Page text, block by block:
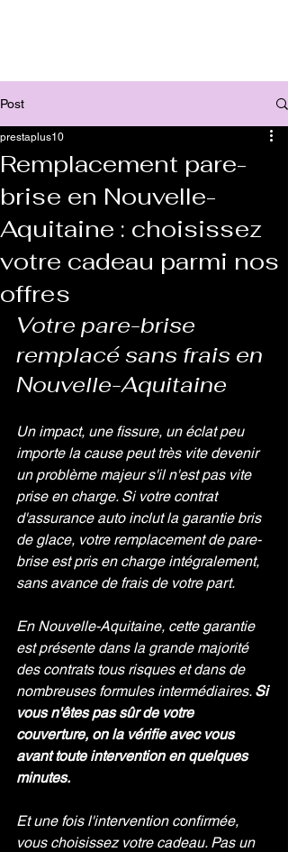
Post
Remplacement pare-
brise en Nouvelle-
Aquitaine : choisissez
votre cadeau parmi nos
offres
prestaplus10
Votre pare-brise
remplacé sans frais en
Nouvelle-Aquitaine
Un impact, une fissure, un éclat peu
importe la cause peut très vite devenir
un problème majeur s'il n'est pas vite
prise en charge. Si votre contrat
d'assurance auto inclut la garantie bris
de glace, votre remplacement de pare-
brise est pris en charge intégralement,
sans avance de frais de votre part.
En Nouvelle-Aquitaine, cette garantie
est présente dans la grande majorité
des contrats tous risques et dans de
nombreuses formules intermédiaires. Si
vous n'êtes pas sûr de votre
couverture, on la vérifie avec vous
avant toute intervention en quelques
minutes.
Et une fois l'intervention confirmée,
vous choisissez votre cadeau. Pas un